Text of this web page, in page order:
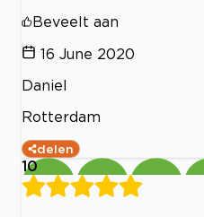
Beveelt aan
16 June 2020
Daniel
Rotterdam
delen
10